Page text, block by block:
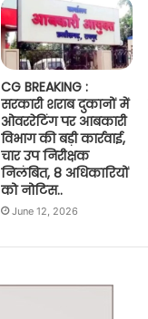
CG BREAKING :
सरकारी शराब दुकानों में
ओवररेटिंग पर आबकारी
विभाग की बड़ी कार्रवाई,
चार उप निरीक्षक
निलंबित, 8 अधिकारियों
को नोटिस..
June 12, 2026